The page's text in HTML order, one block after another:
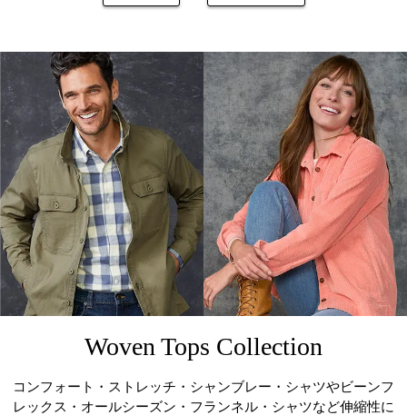
Woven Tops Collection
コンフォート・ストレッチ・シャンブレー・シャツやビーンフ
レックス・オールシーズン・フランネル・シャツなど伸縮性に